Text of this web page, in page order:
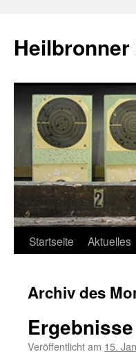
springen
Heilbronner
Startseite Aktuelles
Archiv des
Veröffentlicht am 15.